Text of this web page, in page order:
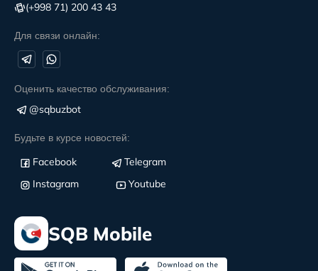
(+998 71) 200 43 43
Для связи онлайн:
Оценить качество обслуживания:
@sqbuzbot
Будьте в курсе новостей:
Facebook
Telegram
Instagram
Youtube
SQB Mobile